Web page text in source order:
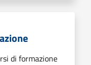
di formazione